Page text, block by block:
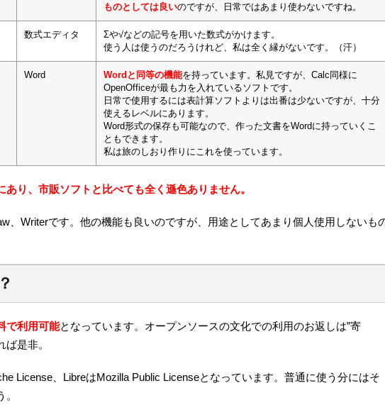
ものとしては良いのですが、日常ではあまり使わないですね。
数式エディタ
Σや√などの記号を用いた数式がかけます。
使う人は使うのだろうけれど、私は全く縁がないです。（汗）
Word Wordと同等の機能を持っています。私見ですが、Calc同様に
OpenOfficeが最も力を入れているソフトです。
日常で使用するには表計算ソフトよりは出番は少ないですが、十分
使えるレベルにあります。
Word形式の保存も可能なので、作った文書をWordに持っていくこ
ともできます。
私は旅のしおり作りにこれを使っています。
り、市販ソフトと比べても全く遜色ありません。
、Writerです。他の機能も良いのですが、用途としてあまり個人使用しないも
で利用可能となっています。オープンソースの文化での利用のお返しは”寄
ば是非。
License、LibreはMozilla Public Licenseとなっています。普通に使う分にはそ